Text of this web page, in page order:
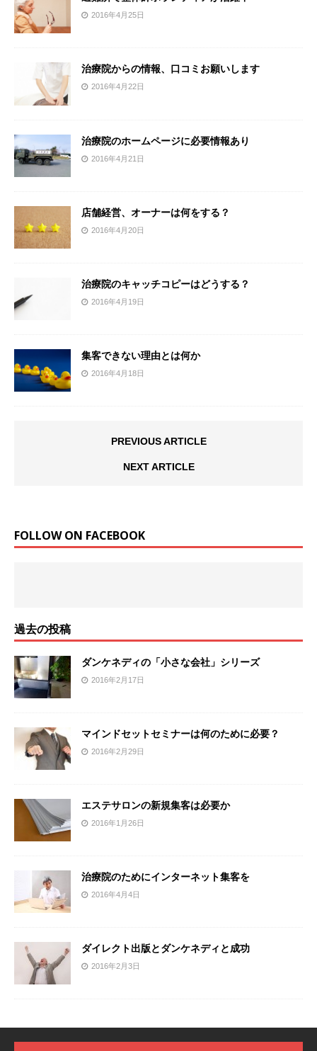
2016年4月25日
治療院からの情報、口コミお願いします
2016年4月22日
治療院のホームページに必要情報あり
2016年4月21日
店舗経営、オーナーは何をする？
2016年4月20日
治療院のキャッチコピーはどうする？
2016年4月19日
集客できない理由とは何か
2016年4月18日
PREVIOUS ARTICLE
NEXT ARTICLE
FOLLOW ON FACEBOOK
過去の投稿
ダンケネディの「小さな会社」シリーズ
2016年2月17日
マインドセットセミナーは何のために必要？
2016年2月29日
エステサロンの新規集客は必要か
2016年1月26日
治療院のためにインターネット集客を
2016年4月4日
ダイレクト出版とダンケネディと成功
2016年2月3日